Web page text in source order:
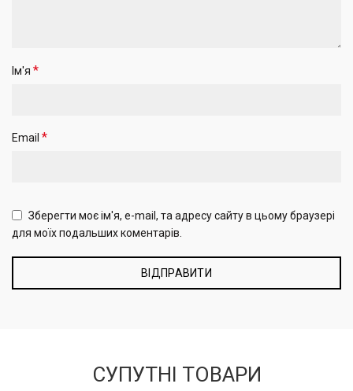
Ім'я *
Email *
Зберегти моє ім'я, e-mail, та адресу сайту в цьому браузері
для моїх подальших коментарів.
СУПУТНІ ТОВАРИ